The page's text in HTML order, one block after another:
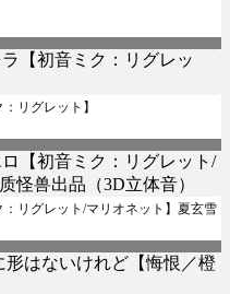
リグレット】
リグレット/マリオネット】夏玄雪